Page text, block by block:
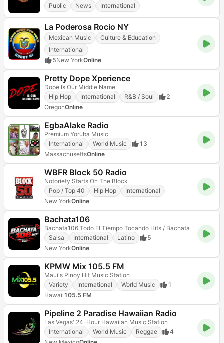
Public
News International
La Poderosa Rocio NY
Mexican Music
Culture & Education
International
5New YorkOnline
Pretty Dope Xperience
Dope Is Our Middle Name.
Hip Hop
International R&B / Soul
2
OregonOnline
EgbaAlake Radio
Premium Yoruba Music
International
World Music
13
MassachusettsOnline
WBFR Block 50 Radio
Notoriety Starts On The Block
Pop / Top 40
Hip Hop
International
New YorkOnline
Bachata106
Bachata106 Todo El Tiempo Tocando Hits / Bachata
Salsa
International Latino
5
New YorkOnline
KPMW Mix 105.5 FM
Maui's Pinoy Hit Music Station
Variety
International World Music
1
Hawaii105.5 FM
Pipeline 2 Paradise Hawaiian Radio
Las Vegas' 24-Hour Hawaiian Music Station
International
World Music Reggae
4